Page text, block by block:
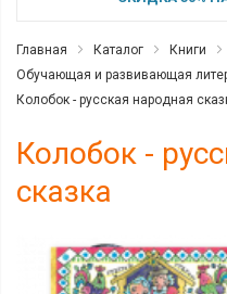
Главная Каталог Книги
Обучающая и развивающая
Колобок - русская народная
Колобок -
сказка